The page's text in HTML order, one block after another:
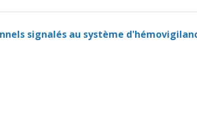
signalés au système